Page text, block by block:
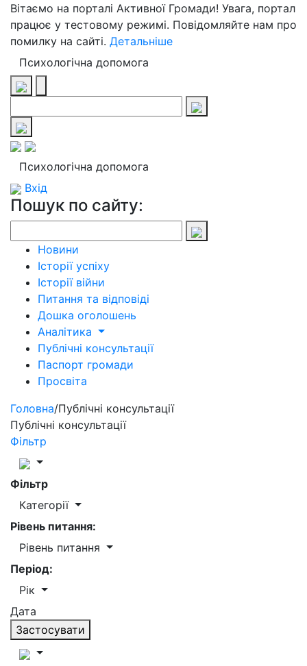
Вітаємо на порталі Активної Громади! Увага, портал
працює у тестовому режимі. Повідомляйте нам про
помилку на сайті. Детальніше
Психологічна допомога
Психологічна допомога
Вхід
Пошук по сайту:
Новини
Історії успіху
Історії війни
Питання та відповіді
Дошка оголошень
Аналітика
Публічні консультації
Паспорт громади
Просвіта
Головна/Публічні консультації
Публічні консультації
Фільтр
Фільтр
Категорії
Рівень питання:
Рівень питання
Період:
Рік
Дата
Застосувати